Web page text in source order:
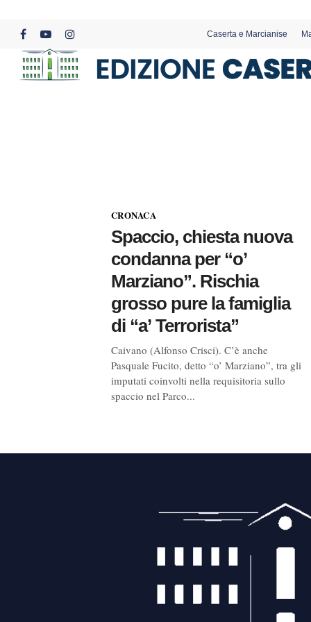
content
facebookyoutubeinstagram
Caserta e Marcianise
CRONACA
Spaccio, chiesta nuova
condanna per “o’
Marziano”. Rischia
grosso pure la famiglia
di “a’ Terrorista”
Caivano (Alfonso Crisci). C’è anche
Pasquale Fucito, detto “o’ Marziano”, tra gli
imputati coinvolti nella requisitoria sullo
spaccio nel Parco...